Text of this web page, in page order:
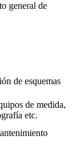
general de
de esquemas
de medida,
etc.